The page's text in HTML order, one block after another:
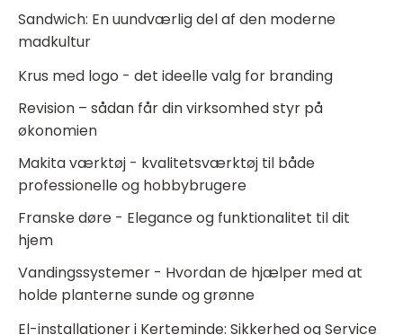
Sandwich: En uundværlig del af den moderne
madkultur
Krus med logo - det ideelle valg for branding
Revision – sådan får din virksomhed styr på
økonomien
Makita værktøj - kvalitetsværktøj til både
professionelle og hobbybrugere
Franske døre - Elegance og funktionalitet til dit
hjem
Vandingssystemer - Hvordan de hjælper med at
holde planterne sunde og grønne
El-installationer i Kerteminde: Sikkerhed og Service